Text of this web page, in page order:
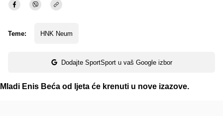
Teme: HNK Neum
Dodajte SportSport u vaš Google izbor
Mladi Enis Beća od ljeta će krenuti u nove izazove.